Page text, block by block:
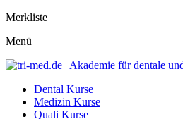
Merkliste
Menü
Dental Kurse
Medizin Kurse
Quali Kurse